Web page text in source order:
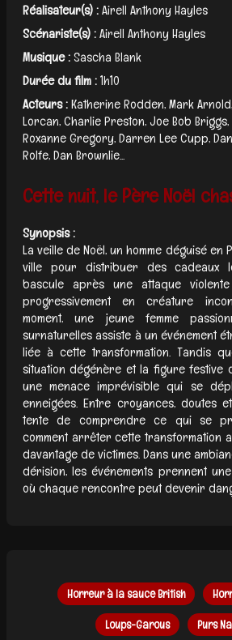
Réalisateur(s) :Airell Anthony Hayles
Scénariste(s) :Airell Anthony Hayles
Musique :Sascha Blank
Durée du film :1h10
Acteurs :Katherine Rodden, Mark
Lorcan, Charlie Preston, Joe Bob
Roxanne Gregory, Darren Lee Cupp,
Rolfe, Dan Brownlie...
Cette nuit, le Père Noël
Synopsis :
La veille de Noël, un homme déguisé
ville pour distribuer des cadeaux
bascule après une attaque
progressivement en créature
moment, une jeune femme
surnaturelles assiste à un événement
liée à cette transformation. Tandis
situation dégénère et la figure festive
une menace imprévisible qui se
enneigées. Entre croyances, doutes
tente de comprendre ce qui se
comment arrêter cette transformation
davantage de victimes. Dans une
dérision, les événements prennent
où chaque rencontre peut devenir
Horreur à la sauce British
Loups-Garous Purs